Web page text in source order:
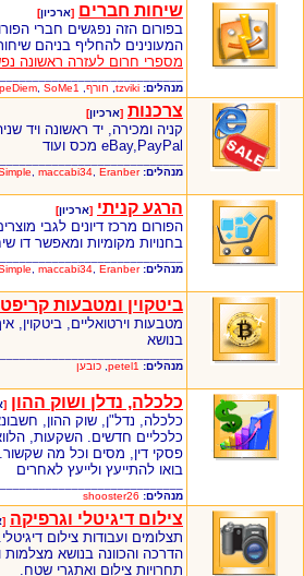
שיחות חברים [ארכיון]
בפורום הזה נפגשים חברי
המעונינים להחליף בניהם
מספרי חרום לעזרה ראשונה
מנהלים: tzviki חורף SoMe1
צרכנות [ארכיון]
קניה ומכירה, יד ראשונה ויד
eBay,PayPal מכס ועוד
מנהלים:
maccabi34 Eranber
הרגע קניתי [ארכיון]
הפורום מרכז דיונים לגבי
בחנויות מקומיות ומאפשר דו
מנהלים:
maccabi34 Eranber
ביטקוין ומטבעות
מטבעות וירטואליים, ביטקוין,
בנושא
מנהלים: petel1 כובען
כלכלה, נדלן ושוק ההון [
כלכלה, נדל"ן, שוק ההון,
כלכליים חדשים. השקעות,
פסקי דין, מסים וכל מה שקשור.
בואו להתייעץ ולייעץ לאחרים
מנהלים: shooster26
צילום דיגיטלי וגרפיקה [
תצלומים ועבודות צילום דיגיטלי.
הדרכה והכוונה בנושא מצלמות
תחרויות צילום ואתגרי שטח.